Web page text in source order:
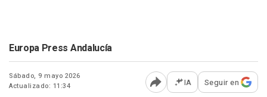
Europa Press Andalucía
Sábado, 9 mayo 2026
Actualizado: 11:34
Abrir opciones para
IA Seguir en